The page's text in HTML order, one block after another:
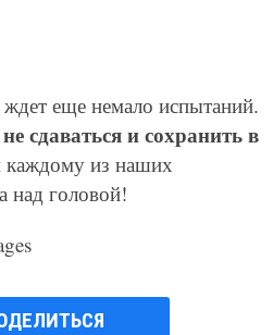
еще немало испытаний.
не сдаваться и сохранить в
каждому из наших
над головой!